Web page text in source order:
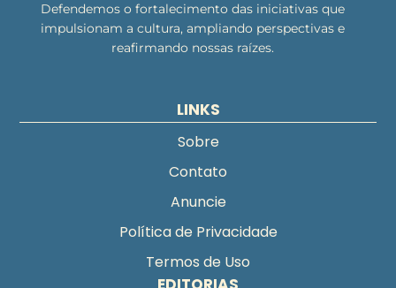
Defendemos o fortalecimento das iniciativas que
impulsionam a cultura, ampliando perspectivas e
reafirmando nossas raízes.
LINKS
Sobre
Contato
Anuncie
Política de Privacidade
Termos de Uso